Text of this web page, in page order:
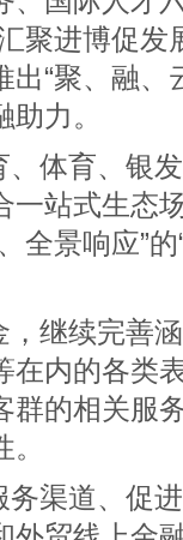
聚进博促发
“聚、融、
力。
、体育、银
一站式生态
全景响应”
，继续完善
在内的各类
群的相关服
务渠道、促